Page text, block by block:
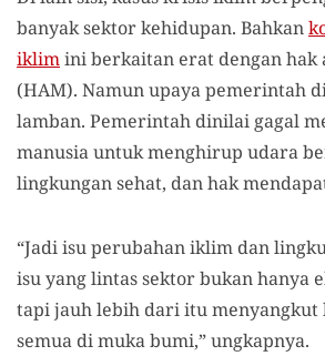
banyak sektor kehidupan. Bahkan
iklimini berkaitan erat dengan hak
(HAM). Namun upaya pemerintah
lamban. Pemerintah dinilai gagal
manusia untuk menghirup udara
lingkungan sehat, dan hak
“Jadi isu perubahan iklim dan
isu yang lintas sektor bukan hanya
tapi jauh lebih dari itu menyangkut
semua di muka bumi,” ungkapnya.